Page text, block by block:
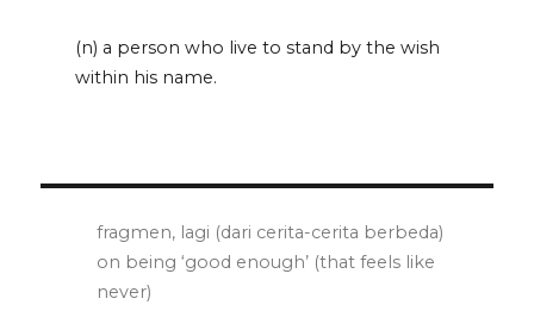
(n) a person who live to stand by the wish
within his name.
fragmen, lagi (dari cerita-cerita berbeda)
on being ‘good enough’ (that feels like
never)